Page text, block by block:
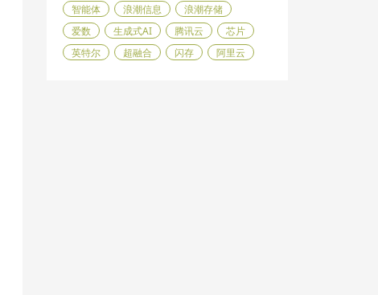
智能体
浪潮信息
浪潮存储
爱数
生成式AI 腾讯云
芯片
英特尔
超融合 闪存 阿里云